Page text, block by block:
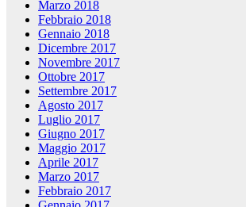
Marzo 2018
Febbraio 2018
Gennaio 2018
Dicembre 2017
Novembre 2017
Ottobre 2017
Settembre 2017
Agosto 2017
Luglio 2017
Giugno 2017
Maggio 2017
Aprile 2017
Marzo 2017
Febbraio 2017